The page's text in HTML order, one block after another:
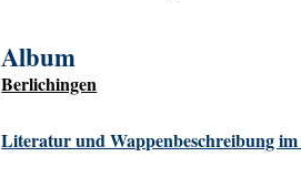
Album
Berlichingen
Literatur und Wappenbeschreibung